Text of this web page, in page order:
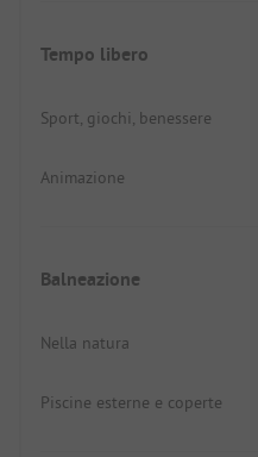
Tempo libero
Sport, giochi, benessere
Animazione
Balneazione
Nella natura
Piscine esterne e coperte